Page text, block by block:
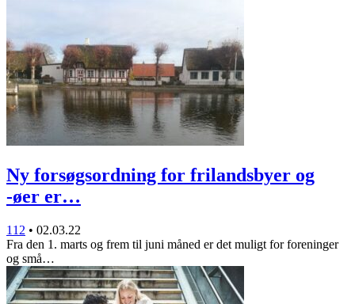
Ny forsøgsordning for frilandsbyer og
-øer er…
112 • 02.03.22
Fra den 1. marts og frem til juni måned er det muligt for foreninger
og små…